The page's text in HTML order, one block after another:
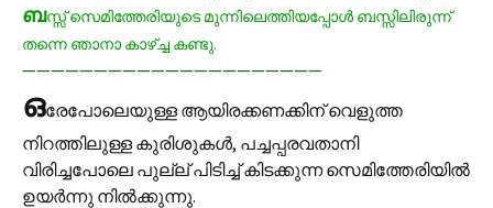
ബസ്സ് സെമിത്തേരിയുടെ മുന്നിലെത്തിയപ്പോള്‍ ബസ്സിലിരുന്ന്
തന്നെ ഞാനാ കാഴ്ച്ച കണ്ടു.
—————————————————————
ഒരേപോലെയുള്ള ആയിരക്കണക്കിന് വെളുത്ത
നിറത്തിലുള്ള കുരിശുകള്‍, പച്ചപ്പരവതാനി
വിരിച്ചപോലെ പുല്ല് പിടിച്ച് കിടക്കുന്ന സെമിത്തേരിയില്‍
ഉയര്‍ന്നു നില്‍ക്കുന്നു.